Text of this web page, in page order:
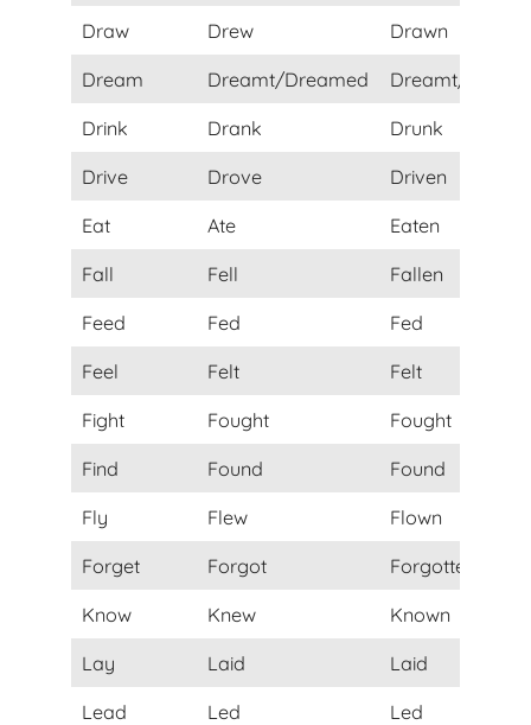
Draw Drew Drawn
Dream Dreamt/Dreamed Dreamt/
Drink Drank Drunk
Drive Drove Driven
Eat Ate Eaten
Fall Fell Fallen
Feed Fed Fed
Feel Felt Felt
Fight Fought Fought
Find Found Found
Fly Flew Flown
Forget Forgot Forgotten
Know Knew Known
Lay Laid Laid
Lead Led Led